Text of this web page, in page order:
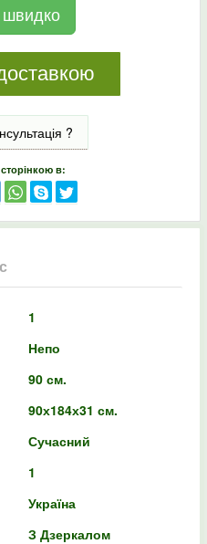
швидко
?
в:
1
Непо
90 см.
90х184х31 см.
Сучасний
1
Україна
З Дзеркалом